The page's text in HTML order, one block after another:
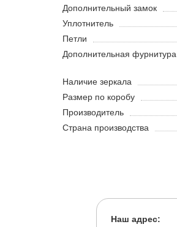
Дополнительный замок
Уплотнитель
Петли
Дополнительная фурнитура
Наличие зеркала
Размер по коробу
Производитель
Страна производства
Наш адрес: